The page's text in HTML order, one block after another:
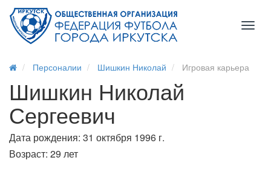
Персоналии Шишкин Николай Игровая карьера
Шишкин Николай
Сергеевич
Дата рождения: 31 октября 1996 г.
Возраст: 29 лет